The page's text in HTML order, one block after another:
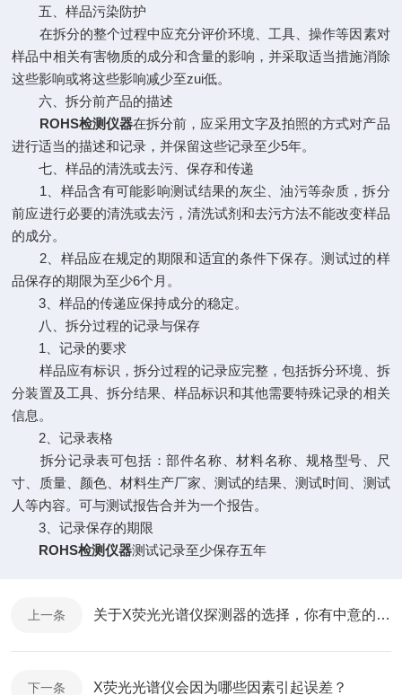
五、样品污染防护
在拆分的整个过程中应充分评价环境、工具、操作等因素对
样品中相关有害物质的成分和含量的影响，并采取适当措施消除
这些影响或将这些影响减少至zui低。
六、拆分前产品的描述
ROHS检测仪器在拆分前，应采用文字及拍照的方式对产品
进行适当的描述和记录，并保留这些记录至少5年。
七、样品的清洗或去污、保存和传递
1、样品含有可能影响测试结果的灰尘、油污等杂质，拆分
前应进行必要的清洗或去污，清洗试剂和去污方法不能改变样品
的成分。
2、样品应在规定的期限和适宜的条件下保存。测试过的样
品保存的期限为至少6个月。
3、样品的传递应保持成分的稳定。
八、拆分过程的记录与保存
1、记录的要求
样品应有标识，拆分过程的记录应完整，包括拆分环境、拆
分装置及工具、拆分结果、样品标识和其他需要特殊记录的相关
信息。
2、记录表格
拆分记录表可包括：部件名称、材料名称、规格型号、尺
寸、质量、颜色、材料生产厂家、测试的结果、测试时间、测试
人等内容。可与测试报告合并为一个报告。
3、记录保存的期限
ROHS检测仪器测试记录至少保存五年
上一条 关于X荧光光谱仪探测器的选择，你有中意的吗？
下一条 X荧光光谱仪会因为哪些因素引起误差？